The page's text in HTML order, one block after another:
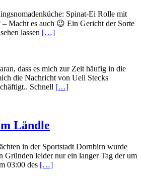
Spinat-Ei Rolle mit
Macht es auch 😉 Ein Gericht der Sorte
lassen […]
dass es mich zur Zeit häufig in die
die Nachricht von Ueli Stecks
Schnell […]
Ländle
in der Sportstadt Dornbirn wurde
Gründen leider nur ein langer Tag der um
03:00 des […]